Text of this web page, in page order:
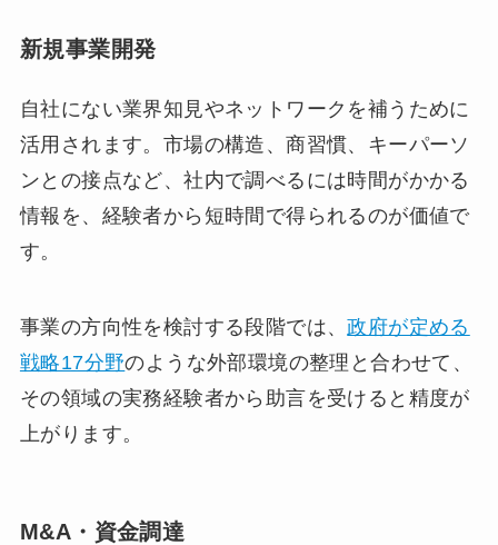
新規事業開発
自社にない業界知見やネットワークを補うために
活用されます。市場の構造、商習慣、キーパーソ
ンとの接点など、社内で調べるには時間がかかる
情報を、経験者から短時間で得られるのが価値で
す。
事業の方向性を検討する段階では、政府が定める
戦略17分野のような外部環境の整理と合わせて、
その領域の実務経験者から助言を受けると精度が
上がります。
M&A・資金調達